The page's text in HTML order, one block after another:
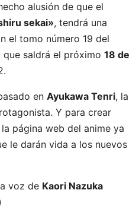
alusión de que el
sekai», tendrá una
el tomo número 19 del
que saldrá el próximo 18 de
en Ayukawa Tenri, la
Y para crear
página web del anime ya
le darán vida a los nuevos
voz de Kaori Nazuka